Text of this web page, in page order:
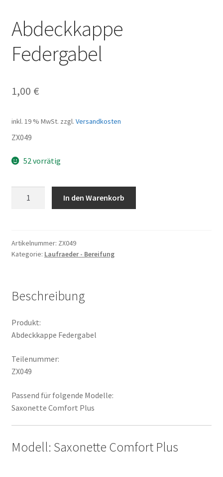
Abdeckkappe
Federgabel
1,00 €
inkl. 19 % MwSt. zzgl. Versandkosten
ZX049
52 vorrätig
In den Warenkorb
Artikelnummer: ZX049
Kategorie: Laufraeder - Bereifung
Beschreibung
Produkt:
Abdeckkappe Federgabel
Teilenummer:
ZX049
Passend für folgende Modelle:
Saxonette Comfort Plus
Modell: Saxonette Comfort Plus